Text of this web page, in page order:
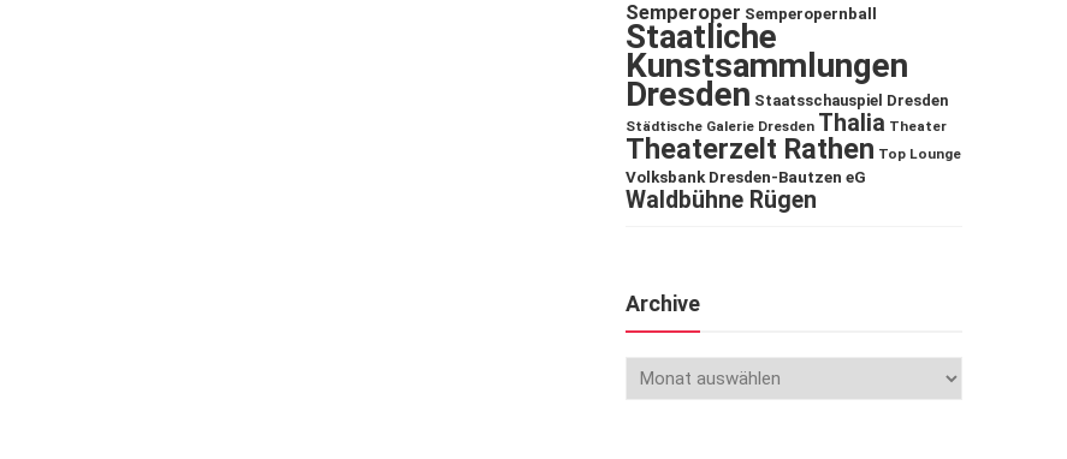
Semperoper Semperopernball
Staatliche
Kunstsammlungen
Dresden Staatsschauspiel Dresden
Städtische Galerie Dresden Thalia Theater
Theaterzelt Rathen Top Lounge
Volksbank Dresden-Bautzen eG
Waldbühne Rügen
Archive